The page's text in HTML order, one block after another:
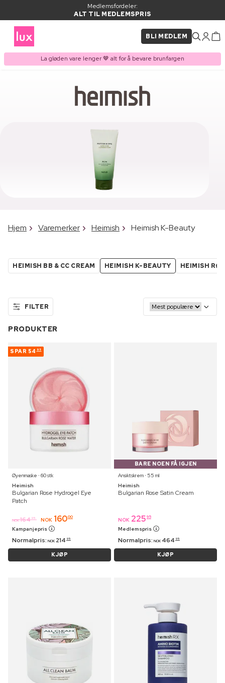
Medlemsfordeler:
ALT TIL MEDLEMSPRIS
BLI MEDLEM
La gløden vare lenger 🤎 alt for å bevare brunfargen
Hjem Varemerker Heimish Heimish K-Beauty
HEIMISH BB & CC CREAM HEIMISH K-BEAUTY HEIMISH
FILTER
PRODUKTER
SPAR 54 95
Øyenmaske ⋅ 60 stk
Heimish
Bulgarian Rose Hydrogel Eye
Patch
NOK 164 95 NOK 16000
Kampanjepris
Normalpris: NOK 214 95
KJØP
BARE NOEN FÅ IGJEN
Ansiktskrem ⋅ 55 ml
Heimish
Bulgarian Rose Satin Cream
NOK 225 95
Medlemspris
Normalpris: NOK 464 95
KJØP